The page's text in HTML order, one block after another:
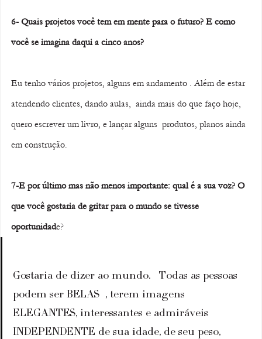
6- Quais projetos você tem em mente para o futuro? E como
você se imagina daqui a cinco anos?
Eu tenho vários projetos, alguns em andamento . Além de estar
atendendo clientes, dando aulas,  ainda mais do que faço hoje,
quero escrever um livro, e lançar alguns  produtos, planos ainda
em construção.
7-E por último mas não menos importante: qual é a sua voz? O
que você gostaria de gritar para o mundo se tivesse
oportunidade?
Gostaria de dizer ao mundo.   Todas as pessoas
podem ser BELAS  , terem imagens
ELEGANTES, interessantes e admiráveis
INDEPENDENTE de sua idade, de seu peso,